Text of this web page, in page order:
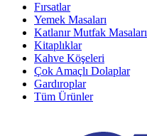
Fırsatlar
Yemek Masaları
Katlanır Mutfak Masaları
Kitaplıklar
Kahve Köşeleri
Çok Amaçlı Dolaplar
Gardıroplar
Tüm Ürünler